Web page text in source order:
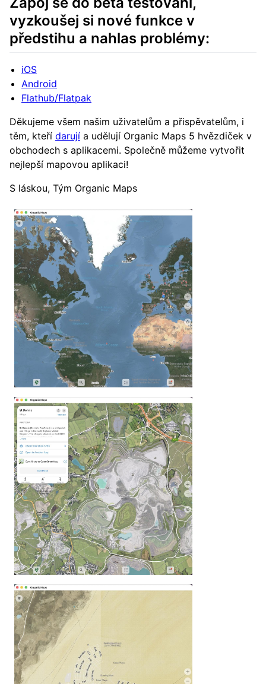
vyzkoušej si nové funkce v
předstihu a nahlas problémy:
iOS
Android
Flathub/Flatpak
Děkujeme všem našim uživatelům a přispěvatelům, i
těm, kteří darují a udělují Organic Maps 5 hvězdiček v
obchodech s aplikacemi. Společně můžeme vytvořit
nejlepší mapovou aplikaci!
S láskou, Tým Organic Maps